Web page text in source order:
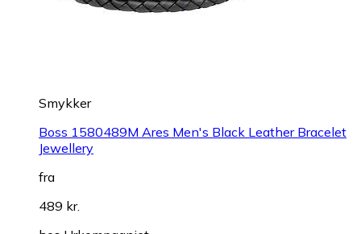
Smykker
Boss 1580489M Ares Men's Black Leather Bracelet
Jewellery
fra
489 kr.